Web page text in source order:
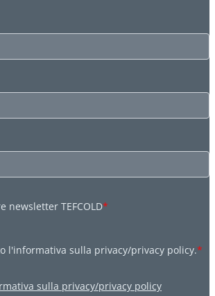
newsletter TEFCOLD*
l'informativa sulla privacy/privacy policy.*
sulla privacy/privacy policy